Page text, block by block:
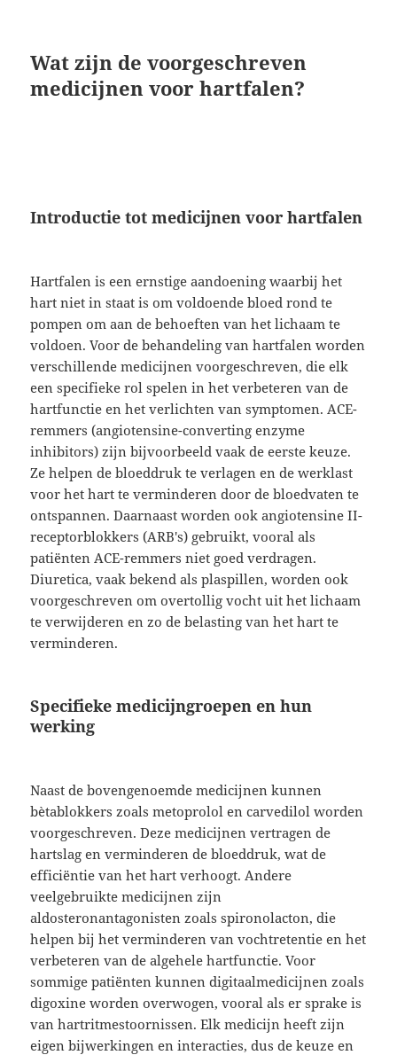
Wat zijn de voorgeschreven
medicijnen voor hartfalen?
Introductie tot medicijnen voor hartfalen
Hartfalen is een ernstige aandoening waarbij het
hart niet in staat is om voldoende bloed rond te
pompen om aan de behoeften van het lichaam te
voldoen. Voor de behandeling van hartfalen worden
verschillende medicijnen voorgeschreven, die elk
een specifieke rol spelen in het verbeteren van de
hartfunctie en het verlichten van symptomen. ACE-
remmers (angiotensine-converting enzyme
inhibitors) zijn bijvoorbeeld vaak de eerste keuze.
Ze helpen de bloeddruk te verlagen en de werklast
voor het hart te verminderen door de bloedvaten te
ontspannen. Daarnaast worden ook angiotensine II-
receptorblokkers (ARB's) gebruikt, vooral als
patiënten ACE-remmers niet goed verdragen.
Diuretica, vaak bekend als plaspillen, worden ook
voorgeschreven om overtollig vocht uit het lichaam
te verwijderen en zo de belasting van het hart te
verminderen.
Specifieke medicijngroepen en hun
werking
Naast de bovengenoemde medicijnen kunnen
bètablokkers zoals metoprolol en carvedilol worden
voorgeschreven. Deze medicijnen vertragen de
hartslag en verminderen de bloeddruk, wat de
efficiëntie van het hart verhoogt. Andere
veelgebruikte medicijnen zijn
aldosteronantagonisten zoals spironolacton, die
helpen bij het verminderen van vochtretentie en het
verbeteren van de algehele hartfunctie. Voor
sommige patiënten kunnen digitaalmedicijnen zoals
digoxine worden overwogen, vooral als er sprake is
van hartritmestoornissen. Elk medicijn heeft zijn
eigen bijwerkingen en interacties, dus de keuze en